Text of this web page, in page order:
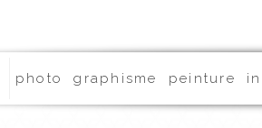
photo graphisme peinture